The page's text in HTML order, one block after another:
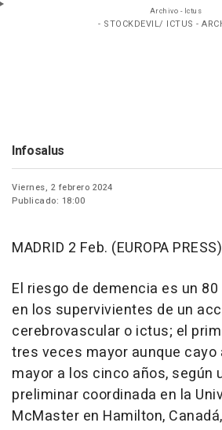
Archivo - Ictus
- STOCKDEVIL/ ICTUS -
Infosalus
Viernes, 2 febrero 2024
Publicado: 18:00
MADRID 2 Feb. (EUROPA
El riesgo de demencia es un
en los supervivientes de un
cerebrovascular o ictus; el
tres veces mayor aunque cayo
mayor a los cinco años, según
preliminar coordinada en la
McMaster en Hamilton,